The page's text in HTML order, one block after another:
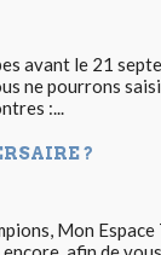
avant le 21
ne pourrons
:...
?
Mon